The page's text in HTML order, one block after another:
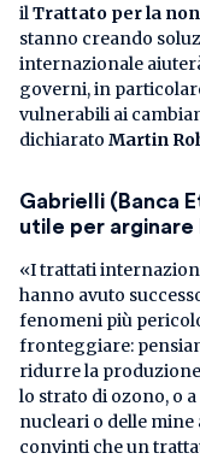
ilTrattato per la
stanno creando
internazionale
governi, in
vulnerabili ai
dichiarato Martin
Gabrielli (Banca
utile per arginare
«I trattati
hanno avuto
fenomeni più
fronteggiare:
ridurre la produzione
lo strato di ozono, o
nucleari o delle mine
convinti che un